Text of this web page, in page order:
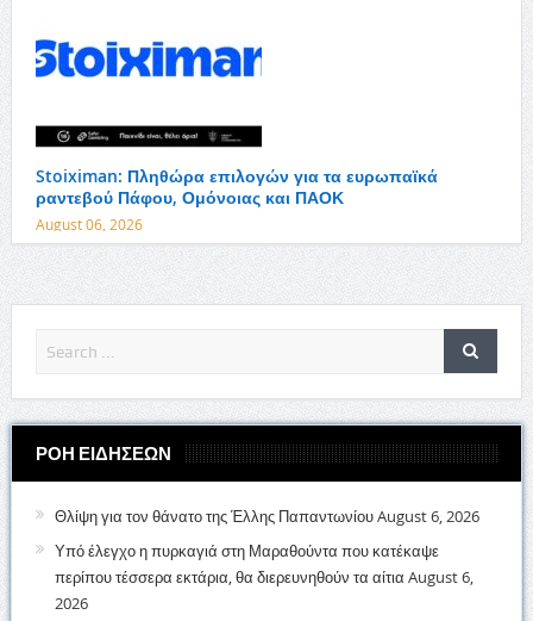
Stoiximan: Πληθώρα επιλογών για τα ευρωπαϊκά
ραντεβού Πάφου, Ομόνοιας και ΠΑΟΚ
August 06, 2026
ΡΟΗ ΕΙΔΗΣΕΩΝ
Θλίψη για τον θάνατο της Έλλης ΠαπαντωνίουAugust 6, 2026
Υπό έλεγχο η πυρκαγιά στη Μαραθούντα που κατέκαψε
περίπου τέσσερα εκτάρια, θα διερευνηθούν τα αίτια August 6,
2026